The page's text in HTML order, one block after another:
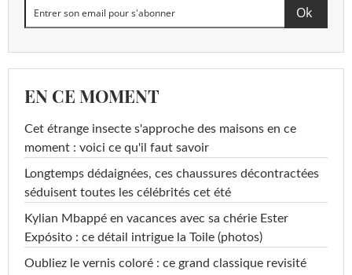
EN CE MOMENT
Cet étrange insecte s'approche des maisons en ce
moment : voici ce qu'il faut savoir
Longtemps dédaignées, ces chaussures décontractées
séduisent toutes les célébrités cet été
Kylian Mbappé en vacances avec sa chérie Ester
Expósito : ce détail intrigue la Toile (photos)
Oubliez le vernis coloré : ce grand classique revisité